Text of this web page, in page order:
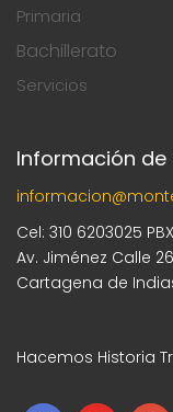
Primaria
Bachillerato
Servicios
Información
Cel: 310 6203025
Av. Jiménez Calle
Cartagena de
Hacemos Historia